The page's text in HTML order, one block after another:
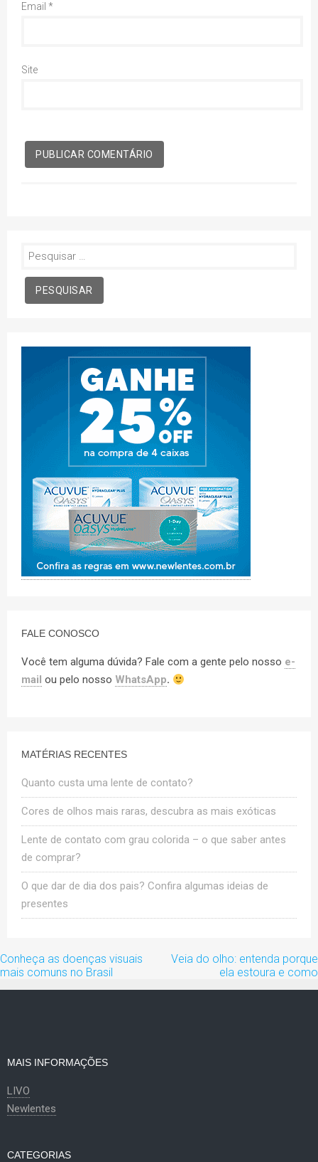
Email *
Site
Pesquisar
FALE CONOSCO
Você tem alguma dúvida? Fale com a gente pelo nosso e-
mail ou pelo nosso WhatsApp.
MATÉRIAS RECENTES
Quanto custa uma lente de contato?
Cores de olhos mais raras, descubra as mais exóticas
Lente de contato com grau colorida – o que saber antes
de comprar?
O que dar de dia dos pais? Confira algumas ideias de
presentes
Navegação
de
Conheça as doenças visuais
mais comuns no Brasil
Veia do olho: entenda porque
ela estoura e como
MAIS INFORMAÇÕES
LIVO
Newlentes
CATEGORIAS